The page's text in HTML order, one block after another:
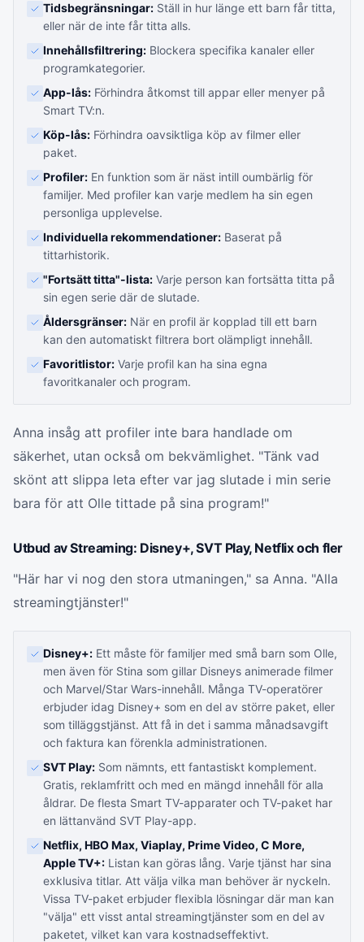
Tidsbegränsningar: Ställ in hur länge ett barn får titta,
eller när de inte får titta alls.
Innehållsfiltrering: Blockera specifika kanaler eller
programkategorier.
App-lås: Förhindra åtkomst till appar eller menyer på
Smart TV:n.
Köp-lås: Förhindra oavsiktliga köp av filmer eller
paket.
Profiler: En funktion som är näst intill oumbärlig för
familjer. Med profiler kan varje medlem ha sin egen
personliga upplevelse.
Individuella rekommendationer: Baserat på
tittarhistorik.
"Fortsätt titta"-lista: Varje person kan fortsätta titta på
sin egen serie där de slutade.
Åldersgränser: När en profil är kopplad till ett barn
kan den automatiskt filtrera bort olämpligt innehåll.
Favoritlistor: Varje profil kan ha sina egna
favoritkanaler och program.
Anna insåg att profiler inte bara handlade om
säkerhet, utan också om bekvämlighet. "Tänk vad
skönt att slippa leta efter var jag slutade i min serie
bara för att Olle tittade på sina program!"
Utbud av Streaming: Disney+, SVT Play, Netflix och fler
"Här har vi nog den stora utmaningen," sa Anna. "Alla
streamingtjänster!"
Disney+: Ett måste för familjer med små barn som Olle,
men även för Stina som gillar Disneys animerade filmer
och Marvel/Star Wars-innehåll. Många TV-operatörer
erbjuder idag Disney+ som en del av större paket, eller
som tilläggstjänst. Att få in det i samma månadsavgift
och faktura kan förenkla administrationen.
SVT Play: Som nämnts, ett fantastiskt komplement.
Gratis, reklamfritt och med en mängd innehåll för alla
åldrar. De flesta Smart TV-apparater och TV-paket har
en lättanvänd SVT Play-app.
Netflix, HBO Max, Viaplay, Prime Video, C More,
Apple TV+: Listan kan göras lång. Varje tjänst har sina
exklusiva titlar. Att välja vilka man behöver är nyckeln.
Vissa TV-paket erbjuder flexibla lösningar där man kan
"välja" ett visst antal streamingtjänster som en del av
paketet, vilket kan vara kostnadseffektivt.